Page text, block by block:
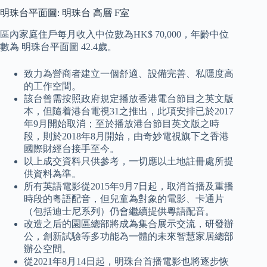
明珠台平面圖: 明珠台 高層 F室
區內家庭住戶每月收入中位數為HK$ 70,000，年齡中位
數為 明珠台平面圖 42.4歲。
致力為營商者建立一個舒適、設備完善、私隱度高
的工作空間。
該台曾需按照政府規定播放香港電台節目之英文版
本，但隨着港台電視31之推出，此項安排已於2017
年9月開始取消；至於播放港台節目英文版之時
段，則於2018年8月開始，由奇妙電視旗下之香港
國際財經台接手至今。
以上成交資料只供參考，一切應以土地註冊處所提
供資料為準。
所有英語電影從2015年9月7日起，取消首播及重播
時段的粵語配音，但兒童為對象的電影、卡通片
（包括迪士尼系列）仍會繼續提供粵語配音。
改造之后的園區總部將成為集合展示交流，研發辦
公，創新試驗等多功能為一體的未來智慧家居總部
辦公空間。
從2021年8月14日起，明珠台首播電影也將逐步恢